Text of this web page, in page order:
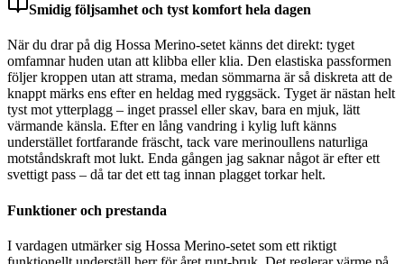
Smidig följsamhet och tyst komfort hela dagen
När du drar på dig Hossa Merino-setet känns det direkt: tyget
omfamnar huden utan att klibba eller klia. Den elastiska passformen
följer kroppen utan att strama, medan sömmarna är så diskreta att de
knappt märks ens efter en heldag med ryggsäck. Tyget är nästan helt
tyst mot ytterplagg – inget prassel eller skav, bara en mjuk, lätt
värmande känsla. Efter en lång vandring i kylig luft känns
understället fortfarande fräscht, tack vare merinoullens naturliga
motståndskraft mot lukt. Enda gången jag saknar något är efter ett
svettigt pass – då tar det ett tag innan plagget torkar helt.
Funktioner och prestanda
I vardagen utmärker sig Hossa Merino-setet som ett riktigt